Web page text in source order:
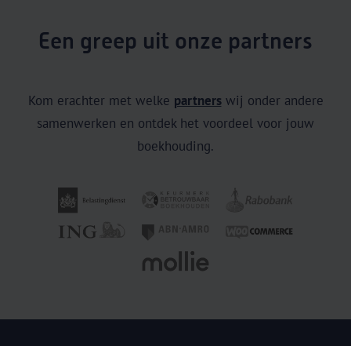
Een greep uit onze partners
Kom erachter met welke partnerswij onder andere
samenwerken en ontdek het voordeel voor jouw
boekhouding.